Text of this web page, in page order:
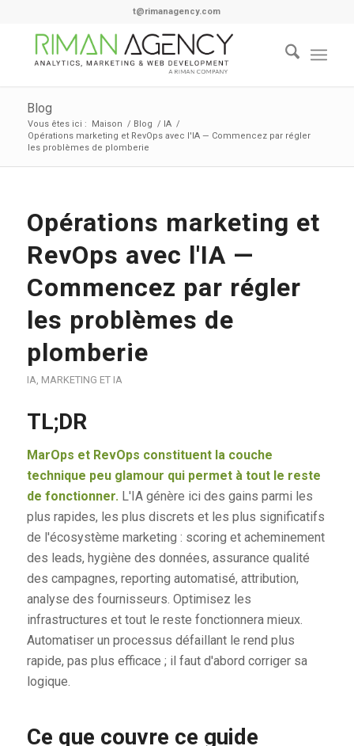
t@rimanagency.com
Blog
Vous êtes ici : Maison / Blog / IA /
Opérations marketing et RevOps avec l'IA — Commencez par régler
les problèmes de plomberie
Opérations marketing et
RevOps avec l'IA —
Commencez par régler
les problèmes de
plomberie
IA, MARKETING ET IA
TL;DR
MarOps et RevOps constituent la couche
technique peu glamour qui permet à tout le reste
de fonctionner. L'IA génère ici des gains parmi les
plus rapides, les plus discrets et les plus significatifs
de l'écosystème marketing : scoring et acheminement
des leads, hygiène des données, assurance qualité
des campagnes, reporting automatisé, attribution,
analyse des fournisseurs. Optimisez les
infrastructures et tout le reste fonctionnera mieux.
Automatiser un processus défaillant le rend plus
rapide, pas plus efficace ; il faut d'abord corriger sa
logique.
Ce que couvre ce guide